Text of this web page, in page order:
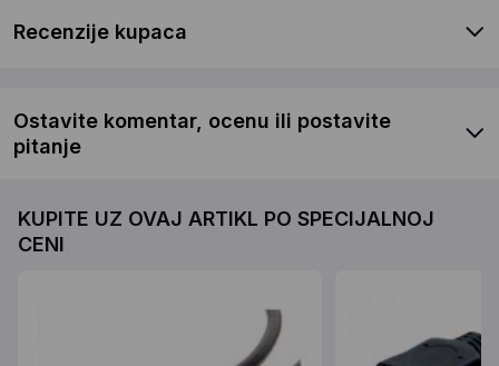
Recenzije kupaca
Ostavite komentar, ocenu ili postavite
pitanje
KUPITE UZ OVAJ ARTIKL PO SPECIJALNOJ
CENI